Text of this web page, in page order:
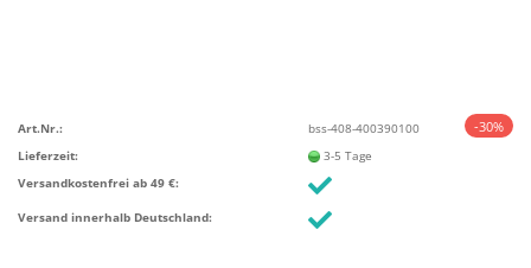
-30%
Art.Nr.:
bss-408-400390100
Lieferzeit:
3-5 Tage
Versandkostenfrei ab 49 €:
Versand innerhalb Deutschland: